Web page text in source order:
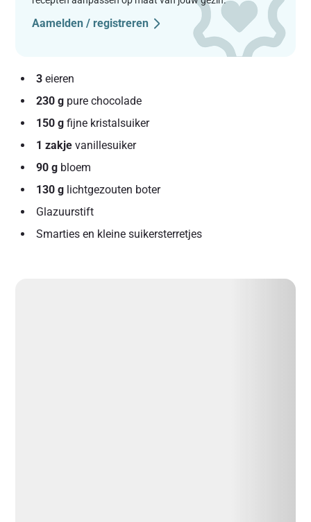
Aamelden / registreren
3eieren
230 g pure chocolade
150 g fijne kristalsuiker
1 zakje vanillesuiker
90 g bloem
130 g lichtgezouten boter
Glazuurstift
Smarties en kleine suikersterretjes